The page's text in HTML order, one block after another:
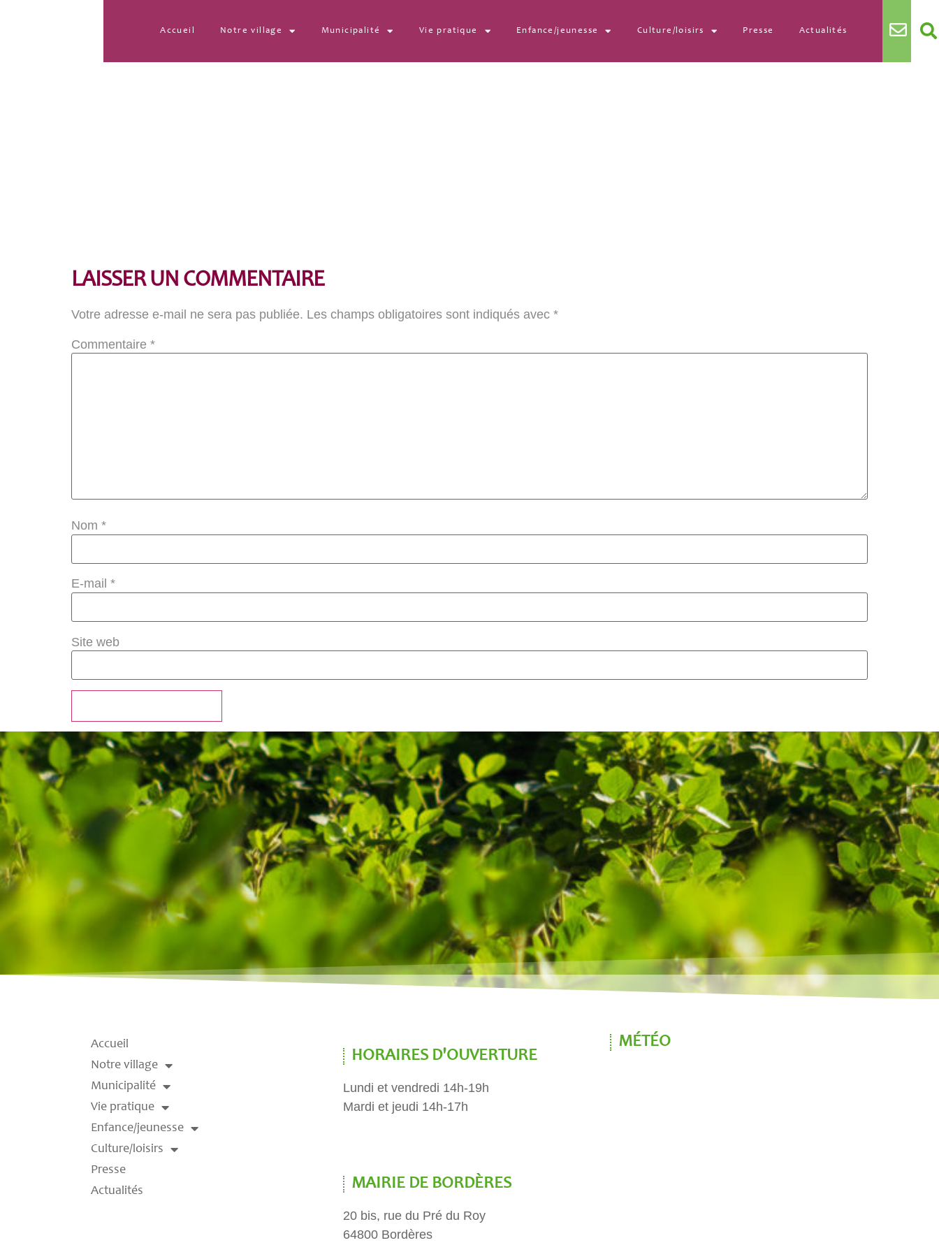
Accueil Notre village Municipalité Vie pratique Enfance/jeunesse Culture/loisirs Presse Actualités
LAISSER UN COMMENTAIRE
Votre adresse e-mail ne sera pas publiée. Les champs obligatoires sont indiqués avec *
Commentaire *
Nom *
E-mail *
Site web
Accueil
Notre village
Municipalité
Vie pratique
Enfance/jeunesse
Culture/loisirs
Presse
Actualités
HORAIRES D'OUVERTURE
Lundi et vendredi 14h-19h
Mardi et jeudi 14h-17h
MAIRIE DE BORDÈRES
20 bis, rue du Pré du Roy
64800 Bordères
MÉTÉO